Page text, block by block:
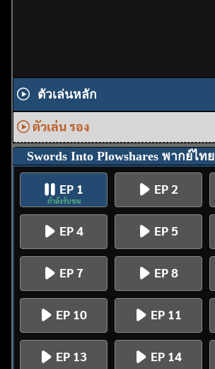
ตัวเล่นหลัก
ตัวเล่น รอง
Swords Into Plowshares พากย์ไทย
EP 1
กำลังรับชม
EP 2
EP 4 EP 5
EP 7 EP 8
EP 10 EP 11
EP 13 EP 14